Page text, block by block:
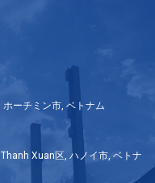
ーチミン市, ベトナム
Xuan区, ハノイ市, ベトナ